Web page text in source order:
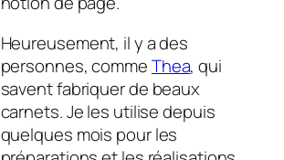
Heureusement, il y a des
personnes, commeThea, qui
savent fabriquer de beaux
carnets. Je les utilise depuis
quelques mois pour les